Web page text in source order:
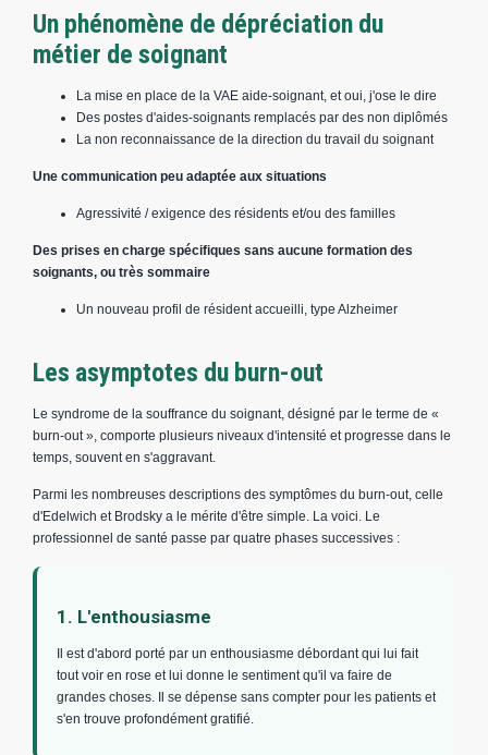
Un phénomène de dépréciation du
métier de soignant
La mise en place de la VAE aide-soignant, et oui, j'ose le dire
Des postes d'aides-soignants remplacés par des non diplômés
La non reconnaissance de la direction du travail du soignant
Une communication peu adaptée aux situations
Agressivité / exigence des résidents et/ou des familles
Des prises en charge spécifiques sans aucune formation des
soignants, ou très sommaire
Un nouveau profil de résident accueilli, type Alzheimer
Les asymptotes du burn-out
Le syndrome de la souffrance du soignant, désigné par le terme de «
burn-out », comporte plusieurs niveaux d'intensité et progresse dans le
temps, souvent en s'aggravant.
Parmi les nombreuses descriptions des symptômes du burn-out, celle
d'Edelwich et Brodsky a le mérite d'être simple. La voici. Le
professionnel de santé passe par quatre phases successives :
1. L'enthousiasme
Il est d'abord porté par un enthousiasme débordant qui lui fait
tout voir en rose et lui donne le sentiment qu'il va faire de
grandes choses. Il se dépense sans compter pour les patients et
s'en trouve profondément gratifié.